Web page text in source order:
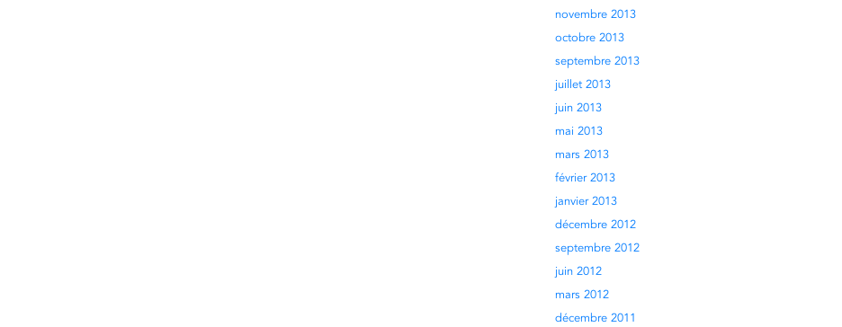
novembre 2013
octobre 2013
septembre 2013
juillet 2013
juin 2013
mai 2013
mars 2013
février 2013
janvier 2013
décembre 2012
septembre 2012
juin 2012
mars 2012
décembre 2011